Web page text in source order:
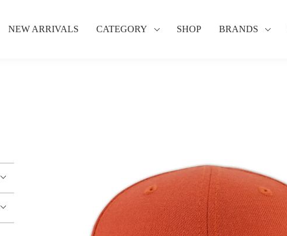
NEW ARRIVALS CATEGORY SHOP BRANDS